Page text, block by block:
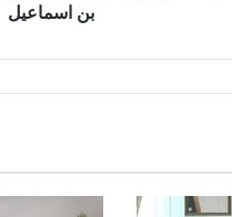
بن اسماعيل